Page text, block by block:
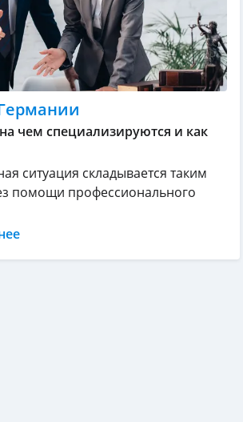
чем специализируются и как
ситуация складывается таким
помощи профессионального